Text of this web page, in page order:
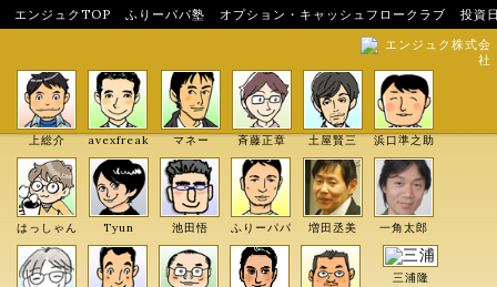
エンジュクTOP ふりーパパ塾 オプション・キャッシュフロークラブ
投資
エンジュク株式会
社
上総介 avexfreak マネー 斉藤正章 土屋賢三 浜口準之助
はっしゃん Tyun 池田悟 ふりーパパ 増田丞美 一角太郎
三浦隆